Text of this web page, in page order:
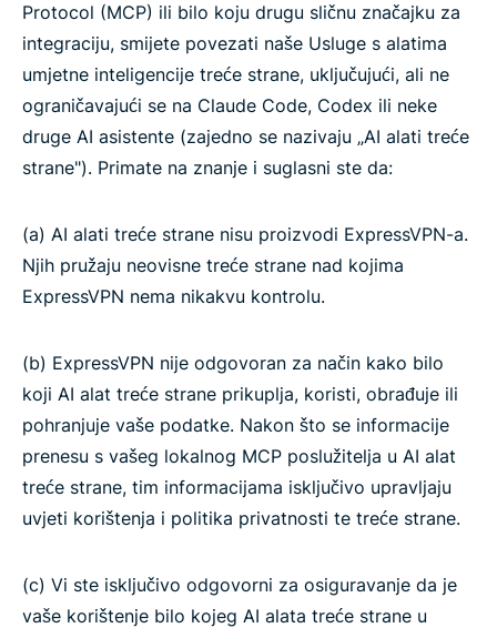
Protocol (MCP) ili bilo koju drugu sličnu značajku za
integraciju, smijete povezati naše Usluge s alatima
umjetne inteligencije treće strane, uključujući, ali ne
ograničavajući se na Claude Code, Codex ili neke
druge AI asistente (zajedno se nazivaju „AI alati treće
strane"). Primate na znanje i suglasni ste da:
(a) AI alati treće strane nisu proizvodi ExpressVPN-a.
Njih pružaju neovisne treće strane nad kojima
ExpressVPN nema nikakvu kontrolu.
(b) ExpressVPN nije odgovoran za način kako bilo
koji AI alat treće strane prikuplja, koristi, obrađuje ili
pohranjuje vaše podatke. Nakon što se informacije
prenesu s vašeg lokalnog MCP poslužitelja u AI alat
treće strane, tim informacijama isključivo upravljaju
uvjeti korištenja i politika privatnosti te treće strane.
(c) Vi ste isključivo odgovorni za osiguravanje da je
vaše korištenje bilo kojeg AI alata treće strane u